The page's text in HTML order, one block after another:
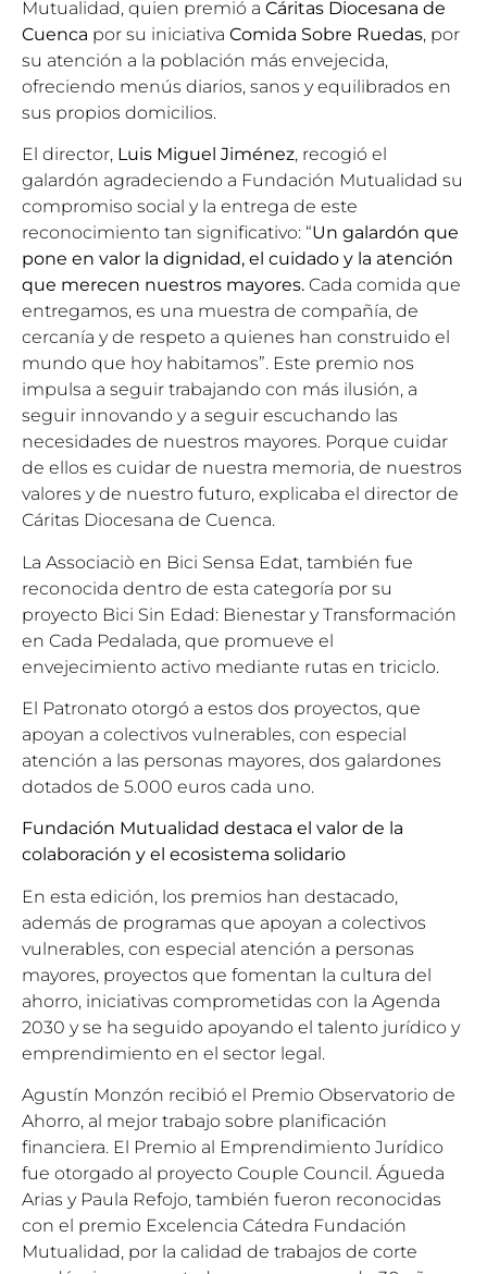
Mutualidad, quien premió a Cáritas Diocesana de
Cuenca por su iniciativa Comida Sobre Ruedas, por
su atención a la población más envejecida,
ofreciendo menús diarios, sanos y equilibrados en
sus propios domicilios.
El director, Luis Miguel Jiménez, recogió el
galardón agradeciendo a Fundación Mutualidad su
compromiso social y la entrega de este
reconocimiento tan significativo: “Un galardón que
pone en valor la dignidad, el cuidado y la atención
que merecen nuestros mayores. Cada comida que
entregamos, es una muestra de compañía, de
cercanía y de respeto a quienes han construido el
mundo que hoy habitamos”. Este premio nos
impulsa a seguir trabajando con más ilusión, a
seguir innovando y a seguir escuchando las
necesidades de nuestros mayores. Porque cuidar
de ellos es cuidar de nuestra memoria, de nuestros
valores y de nuestro futuro, explicaba el director de
Cáritas Diocesana de Cuenca.
La Associaciò en Bici Sensa Edat, también fue
reconocida dentro de esta categoría por su
proyecto Bici Sin Edad: Bienestar y Transformación
en Cada Pedalada, que promueve el
envejecimiento activo mediante rutas en triciclo.
El Patronato otorgó a estos dos proyectos, que
apoyan a colectivos vulnerables, con especial
atención a las personas mayores, dos galardones
dotados de 5.000 euros cada uno.
Fundación Mutualidad destaca el valor de la
colaboración y el ecosistema solidario
En esta edición, los premios han destacado,
además de programas que apoyan a colectivos
vulnerables, con especial atención a personas
mayores, proyectos que fomentan la cultura del
ahorro, iniciativas comprometidas con la Agenda
2030 y se ha seguido apoyando el talento jurídico y
emprendimiento en el sector legal.
Agustín Monzón recibió el Premio Observatorio de
Ahorro, al mejor trabajo sobre planificación
financiera. El Premio al Emprendimiento Jurídico
fue otorgado al proyecto Couple Council. Águeda
Arias y Paula Refojo, también fueron reconocidas
con el premio Excelencia Cátedra Fundación
Mutualidad, por la calidad de trabajos de corte